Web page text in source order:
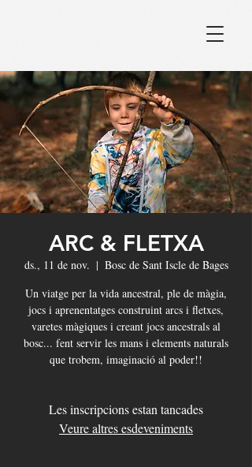
ARC & FLETXA
ds., 11 de nov.
  |
Bosc de Sant Iscle de Bages
Un viatge per la vida ancestral, ple de màgia,
jocs i aprenentatges construint arcs i fletxes,
varetes màgiques i creant jocs ancestrals al
bosc... fent servir les mans i elements naturals
que trobem, imaginació al poder!!
Les inscripcions estan tancades
Veure altres esdeveniments